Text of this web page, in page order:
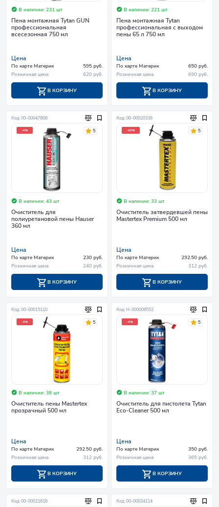
В наличии: 231 шт
Пена монтажная Tytan GUN
профессиональная
всесезонная 750 мл
Цена
По карте Материк
595 руб.
Розничная цена
620 руб.
В КОРЗИНУ
В наличии: 221 шт
Пена монтажная Tytan
профессиональная с выходом
пены 65 л 750 мл
Цена
По карте Материк
650 руб.
Розничная цена
690 руб.
В КОРЗИНУ
Код: 00-00047808
-4% 5
В наличии: 43 шт
Очиститель для
полиуретановой пены Hauser
360 мл
Цена
По карте Материк
230 руб.
Розничная цена
240 руб.
В КОРЗИНУ
Код: 00-00020336
-15% 5
В наличии: 33 шт
Очиститель затвердевшей пены
Mastertex Premium 500 мл
Цена
По карте Материк
292.50 руб.
Розничная цена
312 руб.
В КОРЗИНУ
Код: 00-00015110
-3% 5
В наличии: 38 шт
Очиститель пены Mastertex
прозрачный 500 мл
Цена
По карте Материк
292.50 руб.
Розничная цена
312 руб.
В КОРЗИНУ
Код: Н-000008552
-4% 5
В наличии: 37 шт
Очиститель для пистолета Tytan
Eco-Cleaner 500 мл
Цена
По карте Материк
350 руб.
Розничная цена
365 руб.
В КОРЗИНУ
Код: 00-00021618 Код: 00-00034114